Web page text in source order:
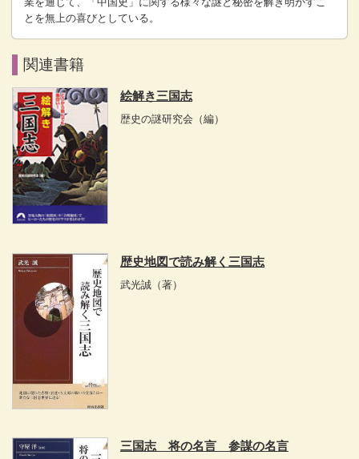
とを無上の喜びとしている。
関連書籍
絵解き三国志
歴史の謎研究会 （編）
歴史地図で読み解く三国志
武光誠 （著）
三国志 将の名言 参謀の名言